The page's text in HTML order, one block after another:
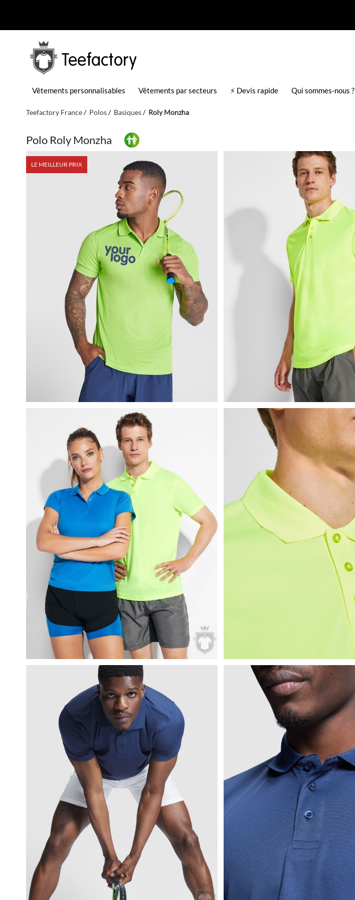
Teefactory
Vêtements personnalisables Vêtements par secteurs ⚡ Devis rapide Qui sommes-nous ?
Teefactory France Polos Basiques Roly Monzha
Polo Roly Monzha
LE MEILLEUR PRIX